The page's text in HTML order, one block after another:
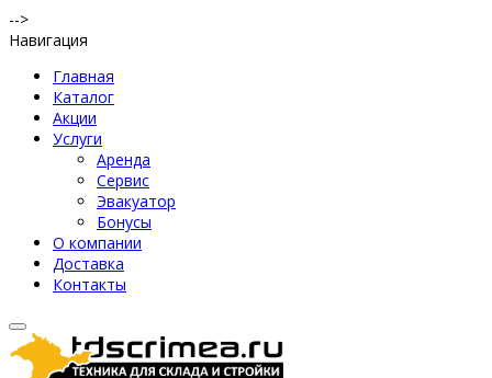
-->
Навигация
Главная
Каталог
Акции
Услуги
Аренда
Сервис
Эвакуатор
Бонусы
О компании
Доставка
Контакты